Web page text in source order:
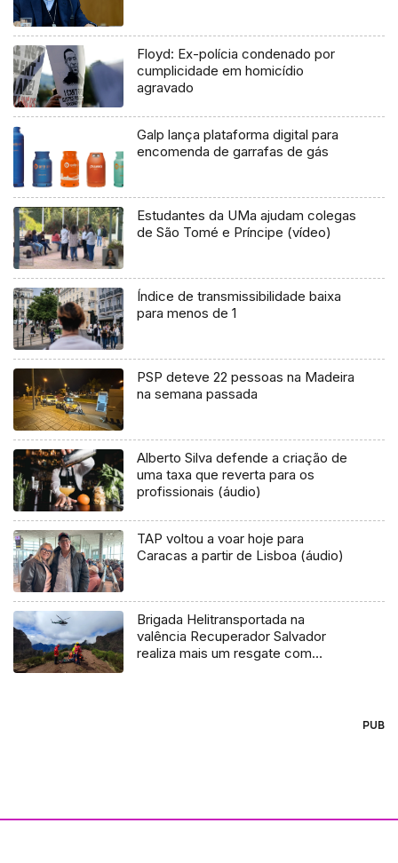
Floyd: Ex-polícia condenado por
cumplicidade em homicídio
agravado
Galp lança plataforma digital para
encomenda de garrafas de gás
Estudantes da UMa ajudam colegas
de São Tomé e Príncipe (vídeo)
Índice de transmissibilidade baixa
para menos de 1
PSP deteve 22 pessoas na Madeira
na semana passada
Alberto Silva defende a criação de
uma taxa que reverta para os
profissionais (áudio)
TAP voltou a voar hoje para
Caracas a partir de Lisboa (áudio)
Brigada Helitransportada na
valência Recuperador Salvador
realiza mais um resgate com
PUB